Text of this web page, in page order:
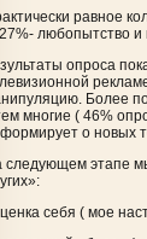
равное
любопытство
опроса
Более
многие ( 46%
о новых
следующем этапе
себя ( мое